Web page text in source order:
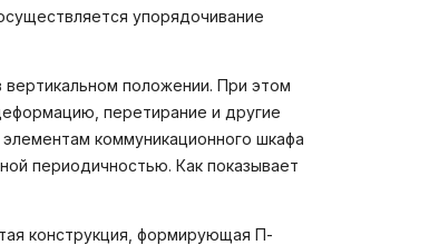
упорядочивание
вертикальном положении. При этом
перетирание и другие
коммуникационного шкафа
периодичностью. Как показывает
конструкция, формирующая П-